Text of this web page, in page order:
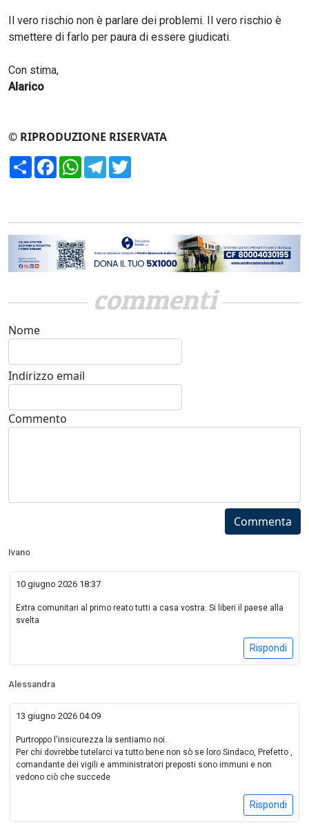
Il vero rischio non è parlare dei problemi. Il vero rischio è
smettere di farlo per paura di essere giudicati.
Con stima,
Alarico
© RIPRODUZIONE RISERVATA
CondividiFacebookWhatsApp
Telegram
commenti
Nome
Indirizzo email
Commento
Commenta
Ivano
10 giugno 2026 18:37
Extra comunitari al primo reato tutti a casa vostra. Si liberi il paese alla
svelta
Rispondi
Alessandra
13 giugno 2026 04:09
Purtroppo l'insicurezza la sentiamo noi.
Per chi dovrebbe tutelarci va tutto bene non sò se loro Sindaco, Prefetto ,
comandante dei vigili e amministratori preposti sono immuni e non
vedono ciò che succede
Rispondi